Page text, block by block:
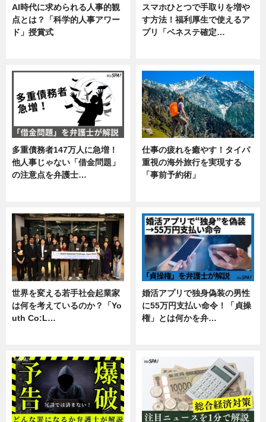
AI時代に求められる人事的観
点とは？「科学的人事アワー
ド」授賞式
スマホひとつで手取りを増や
す方法！福利厚生で使えるア
プリ「ベネステ確定…
多重債務者147万人に急増！
他人事じゃない「借金問題」
の注意点を弁護士…
仕事の疲れを癒やす！タイパ
重視の海外旅行を実現する
「事前予約術」
世界を変える若手社会起業家
は何を考えているのか？「Yo
uth Co:L…
婚活アプリで独身偽装の男性
に55万円支払い命令！「貞操
権」とは何かを弁…